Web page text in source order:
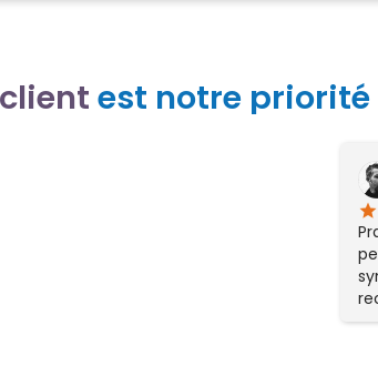
est notre priorité
star